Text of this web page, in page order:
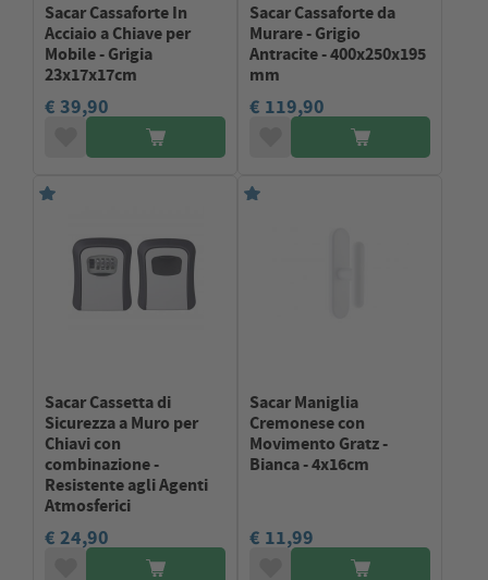
Sacar Cassaforte In
Acciaio a Chiave per
Mobile - Grigia
23x17x17cm
€ 39,90
Sacar Cassaforte da
Murare - Grigio
Antracite - 400x250x195
mm
€ 119,90
Sacar Cassetta di
Sicurezza a Muro per
Chiavi con
combinazione -
Resistente agli Agenti
Atmosferici
€ 24,90
Sacar Maniglia
Cremonese con
Movimento Gratz -
Bianca - 4x16cm
€ 11,99